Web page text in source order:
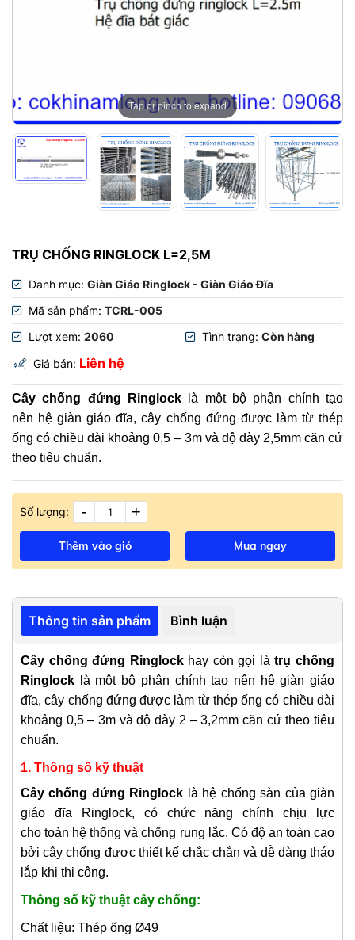
Tap or pinch to expand
TRỤ CHỐNG RINGLOCK L=2,5M
Danh mục: Giàn Giáo Ringlock - Giàn Giáo Đĩa
Mã sản phẩm: TCRL-005
Lượt xem: 2060 Tình trạng: Còn hàng
Giá bán: Liên hệ
Cây chống đứng Ringlock
là một bộ phận chính tạo
nên hệ giàn giáo đĩa, cây chống đứng được làm từ thép
ống có chiều dài khoảng 0,5 – 3m và độ dày 2,5mm căn cứ
theo tiêu chuẩn.
Số lượng: - +
Thêm vào giỏ Mua ngay
Thông tin sản phẩm Bình luận
Cây chống đứng Ringlockhay còn gọi làtrụ chống
Ringlock là một bộ phận chính tạo nên hệ giàn giáo
đĩa, cây chống đứng được làm từ thép ống có chiều dài
khoảng 0,5 – 3m và độ dày 2 – 3,2mm căn cứ theo tiêu
chuẩn.
1. Thông số kỹ thuật
Cây chống đứng Ringlock là hệ chống sàn của giàn
giáo đĩa Ringlock, có chức năng chính chịu lực
cho toàn hệ thống và chống rung lắc. Có độ an toàn cao
bởi cây chống được thiết kế chắc chắn và dễ dàng tháo
lắp khi thi công.
Thông số kỹ thuật cây chống:
Chất liệu: Thép ống Ø49